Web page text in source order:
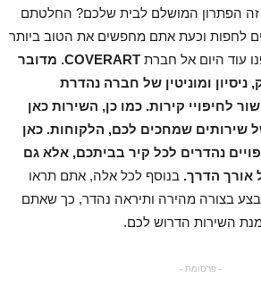
זה הפתרון המושלם לבית שלכם? החלטתם
לחפות וכעת אתם מחפשים את הטוב ביותר
עוד היום אל חברת COVERART. מדובר
ומוניטין של חברה נהדרת
לחיפויי קירות. כמו כן, השירות כאן
שירותים שמחכים לכם, הלקוחות. כאן
נהדרים לכל קיר בביתכם, אלא גם
אורך הדרך. בנוסף לכל אלה, אתם תראו
בצורה מהירה ותיראה נהדר, כך שאתם
השירות הדרוש לכם.
- פרסומת -